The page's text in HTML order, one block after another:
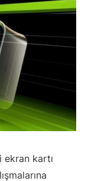
ekran kartı